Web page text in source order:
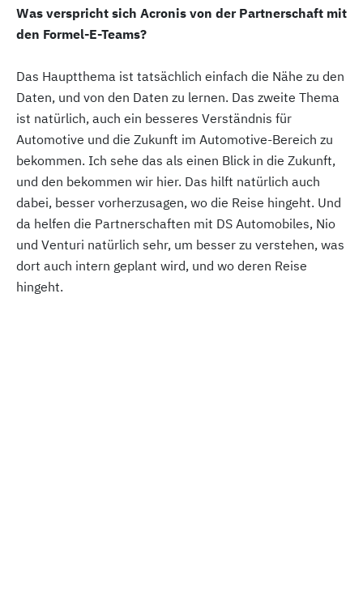
Was verspricht sich Acronis von der Partnerschaft mit
den Formel-E-Teams?
Das Hauptthema ist tatsächlich einfach die Nähe zu den
Daten, und von den Daten zu lernen. Das zweite Thema
ist natürlich, auch ein besseres Verständnis für
Automotive und die Zukunft im Automotive-Bereich zu
bekommen. Ich sehe das als einen Blick in die Zukunft,
und den bekommen wir hier. Das hilft natürlich auch
dabei, besser vorherzusagen, wo die Reise hingeht. Und
da helfen die Partnerschaften mit DS Automobiles, Nio
und Venturi natürlich sehr, um besser zu verstehen, was
dort auch intern geplant wird, und wo deren Reise
hingeht.